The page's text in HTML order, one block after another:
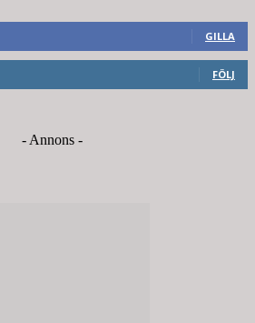
GILLA
FÖLJ
- Annons -